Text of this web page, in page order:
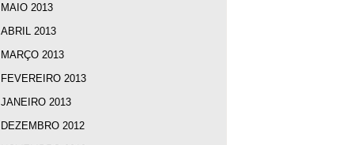
MAIO 2013
ABRIL 2013
MARÇO 2013
FEVEREIRO 2013
JANEIRO 2013
DEZEMBRO 2012